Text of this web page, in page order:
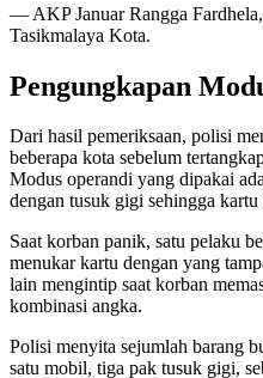
— AKP Januar Rangga
Tasikmalaya Kota.
Pengungkapan
Dari hasil pemeriksaan, polisi
beberapa kota sebelum
Modus operandi yang dipakai
dengan tusuk gigi sehingga
Saat korban panik, satu pelaku
menukar kartu dengan yang
lain mengintip saat korban
kombinasi angka.
Polisi menyita sejumlah barang
satu mobil, tiga pak tusuk gigi,